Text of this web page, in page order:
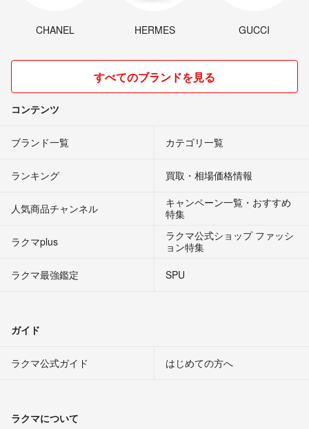
CHANEL HERMES GUCCI
すべてのブランドを見る
コンテンツ
ブランド一覧 カテゴリ一覧
ランキング 買取・相場価格情報
人気商品チャンネル
キャンペーン一覧・おすすめ
特集
ラクマplus
ラクマ公式ショップ ファッシ
ョン特集
ラクマ最強鑑定
SPU
ガイド
ラクマ公式ガイド はじめての方へ
ラクマについて